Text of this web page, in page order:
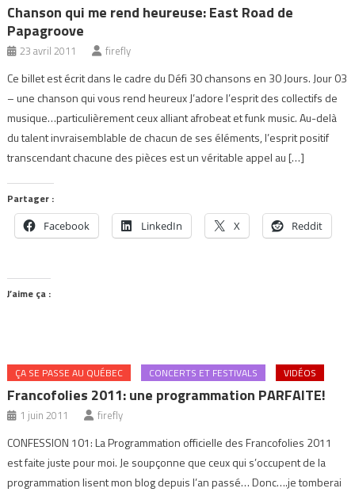
Chanson qui me rend heureuse: East Road de
Papagroove
23 avril 2011 firefly
Ce billet est écrit dans le cadre du Défi 30 chansons en 30 Jours. Jour 03
– une chanson qui vous rend heureux J’adore l’esprit des collectifs de
musique…particulièrement ceux alliant afrobeat et funk music. Au-delà
du talent invraisemblable de chacun de ses éléments, l’esprit positif
transcendant chacune des pièces est un véritable appel au […]
Partager :
Facebook LinkedIn X Reddit
J’aime ça :
ÇA SE PASSE AU QUÉBEC CONCERTS ET FESTIVALS VIDÉOS
Francofolies 2011: une programmation PARFAITE!
1 juin 2011 firefly
CONFESSION 101: La Programmation officielle des Francofolies 2011
est faite juste pour moi. Je soupçonne que ceux qui s’occupent de la
programmation lisent mon blog depuis l’an passé… Donc….je tomberai